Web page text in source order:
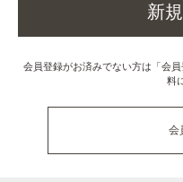
新
会員登録がお済みでない方は「会
料
会